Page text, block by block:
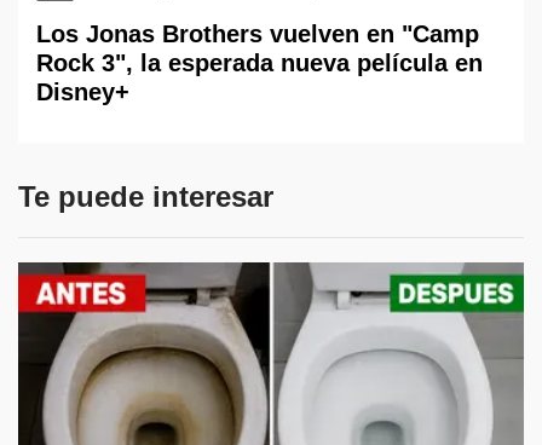
Los Jonas Brothers vuelven en "Camp
Rock 3", la esperada nueva película en
Disney+
Te puede interesar